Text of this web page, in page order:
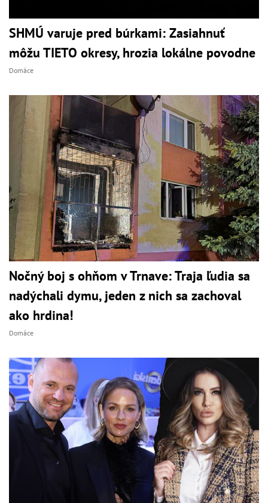
SHMÚ varuje pred búrkami: Zasiahnuť
môžu TIETO okresy, hrozia lokálne povodne
Domáce
Nočný boj s ohňom v Trnave: Traja ľudia sa
nadýchali dymu, jeden z nich sa zachoval
ako hrdina!
Domáce